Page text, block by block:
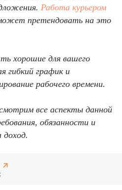
Работа курьером
претендовать на это
хорошие для вашего
гибкий график и
рабочего времени.
все аспекты данной
обязанности и